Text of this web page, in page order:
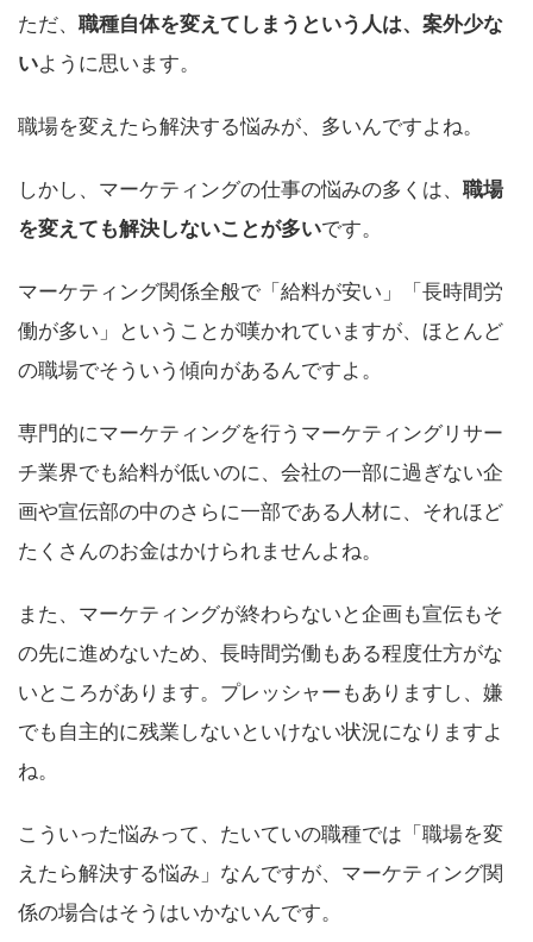
ただ、 職種自体を変えてしまうという人は、案外少な
いように思います。
職場を変えたら解決する悩みが、多いんですよね。
しかし、マーケティングの仕事の悩みの多くは、 職場
を変えても解決しないことが多いです。
マーケティング関係全般で「給料が安い」「長時間労
働が多い」ということが嘆かれていますが、ほとんど
の職場でそういう傾向があるんですよ。
専門的にマーケティングを行うマーケティングリサー
チ業界でも給料が低いのに、会社の一部に過ぎない企
画や宣伝部の中のさらに一部である人材に、それほど
たくさんのお金はかけられませんよね。
また、マーケティングが終わらないと企画も宣伝もそ
の先に進めないため、長時間労働もある程度仕方がな
いところがあります。プレッシャーもありますし、嫌
でも自主的に残業しないといけない状況になりますよ
ね。
こういった悩みって、たいていの職種では「職場を変
えたら解決する悩み」なんですが、マーケティング関
係の場合はそうはいかないんです。